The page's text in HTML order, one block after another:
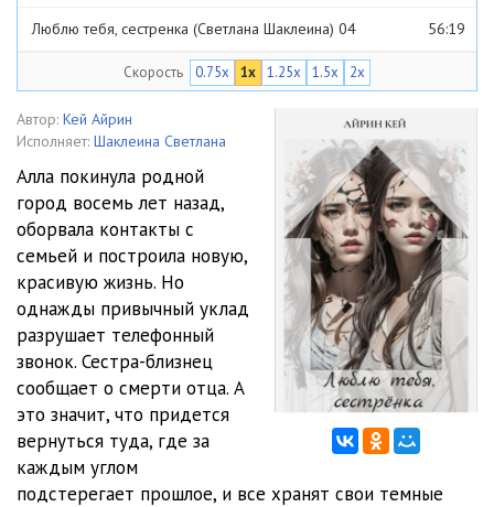
Люблю тебя, сестренка (Светлана Шаклеина) 04 56:19
Люблю тебя, сестренка (Светлана Шаклеина) 05
Люблю тебя, сестренка (Светлана Шаклеина) 06
Люблю тебя, сестренка (Светлана Шаклеина) 07 59:09
Люблю тебя, сестренка (Светлана Шаклеина) 08 56:49
Люблю тебя, сестренка (Светлана Шаклеина) 09 27:30
Скорость 0.75x 1x 1.25x 1.5x 2x
Автор: Кей Айрин
Исполняет: Шаклеина Светлана
Алла покинула родной
город восемь лет назад,
оборвала контакты с
семьей и построила новую,
красивую жизнь. Но
однажды привычный уклад
разрушает телефонный
звонок. Сестра-близнец
сообщает о смерти отца. А
это значит, что придется
вернуться туда, где за
каждым углом
подстерегает прошлое, и все хранят свои темные